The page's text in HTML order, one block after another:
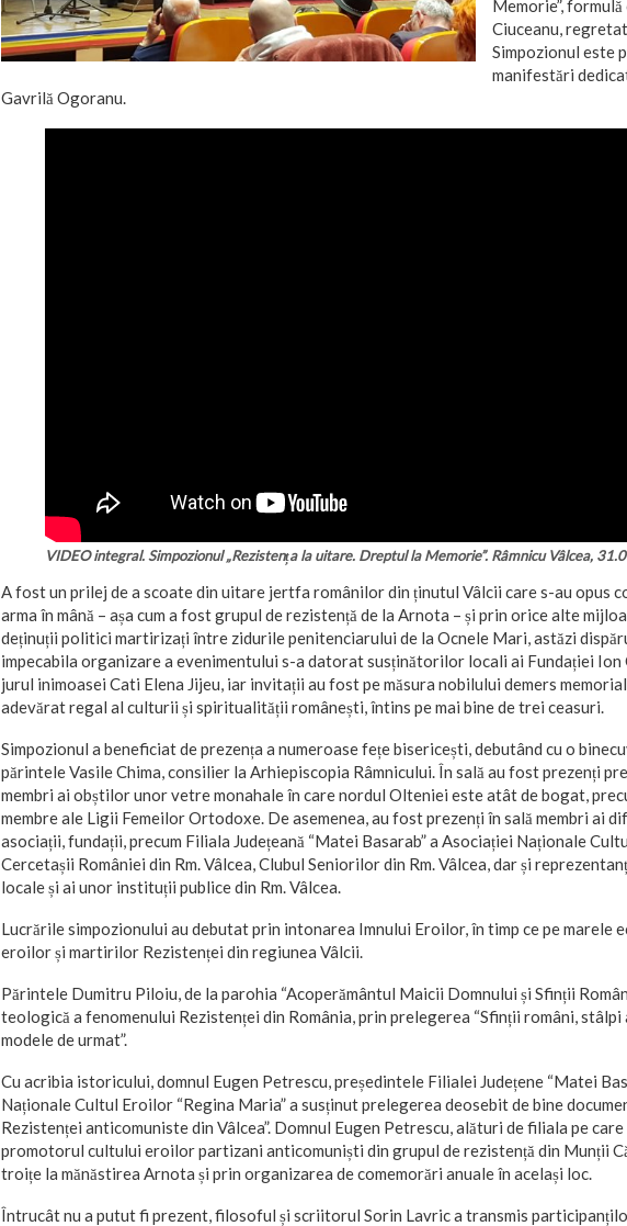
Memorie”,
Ciuceanu,
Simpozionul este
manifestări
Gavrilă Ogoranu.
VIDEO integral. Simpozionul „Rezistența la uitare. Dreptul la Memorie”. Râmnicu Vâlcea,
A fost un prilej de a scoate din uitare jertfa românilor din ținutul Vâlcii care s-au opus
arma în mână – așa cum a fost grupul de rezistență de la Arnota – și prin orice alte
deținuții politici martirizați între zidurile penitenciarului de la Ocnele Mari, astăzi
impecabila organizare a evenimentului s-a datorat susținătorilor locali ai Fundației Ion
jurul inimoasei Cati Elena Jijeu, iar invitații au fost pe măsura nobilului demers
adevărat regal al culturii și spiritualității românești, întins pe mai bine de trei ceasuri.
Simpozionul a beneficiat de prezența a numeroase fețe bisericești, debutând cu o
părintele Vasile Chima, consilier la Arhiepiscopia Râmnicului. În sală au fost prezenți
membri ai obștilor unor vetre monahale în care nordul Olteniei este atât de bogat,
membre ale Ligii Femeilor Ortodoxe. De asemenea, au fost prezenți în sală membri ai
asociații, fundații, precum Filiala Județeană “Matei Basarab” a Asociației Naționale
Cercetașii României din Rm. Vâlcea, Clubul Seniorilor din Rm. Vâlcea, dar și
locale și ai unor instituții publice din Rm. Vâlcea.
Lucrările simpozionului au debutat prin intonarea Imnului Eroilor, în timp ce pe marele
eroilor și martirilor Rezistenței din regiunea Vâlcii.
Părintele Dumitru Piloiu, de la parohia “Acoperământul Maicii Domnului și Sfinții
teologică a fenomenului Rezistenței din România, prin prelegerea “Sfinții români, stâlpi
modele de urmat”.
Cu acribia istoricului, domnul Eugen Petrescu, președintele Filialei Județene “Matei
Naționale Cultul Eroilor “Regina Maria” a susținut prelegerea deosebit de bine
Rezistenței anticomuniste din Vâlcea”. Domnul Eugen Petrescu, alături de filiala pe
promotorul cultului eroilor partizani anticomuniști din grupul de rezistență din Munții
troițe la mănăstirea Arnota și prin organizarea de comemorări anuale în același loc.
Întrucât nu a putut fi prezent, filosoful și scriitorul Sorin Lavric a transmis